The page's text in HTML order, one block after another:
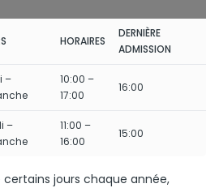
HORAIRES
DERNIÈRE
ADMISSION
–
10:00 –
17:00
16:00
–
11:00 –
16:00
15:00
jours chaque année,